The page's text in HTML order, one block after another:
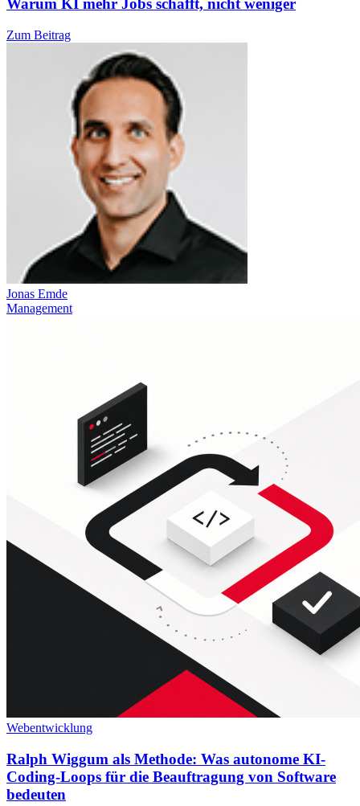
Warum KI mehr Jobs schafft, nicht weniger
Zum Beitrag
Jonas Emde
Management
Webentwicklung
Ralph Wiggum als Methode: Was autonome KI-
Coding-Loops für die Beauftragung von Software
bedeuten